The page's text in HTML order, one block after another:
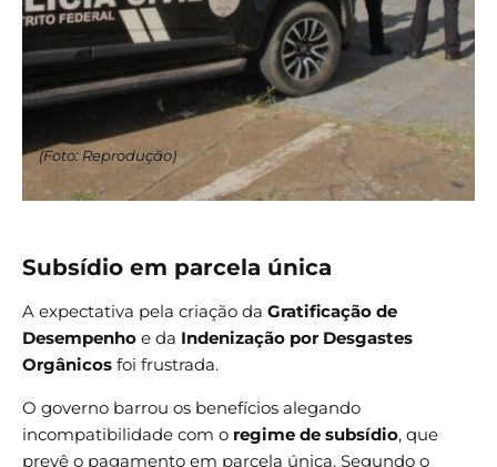
(Foto: Reprodução)
Subsídio em parcela única
A expectativa pela criação da Gratificação de
Desempenho e da Indenização por Desgastes
Orgânicos foi frustrada.
O governo barrou os benefícios alegando
incompatibilidade com o regime de subsídio, que
prevê o pagamento em parcela única. Segundo o